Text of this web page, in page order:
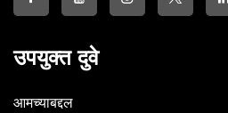
उपयुक्त दुवे
आमच्याबद्दल